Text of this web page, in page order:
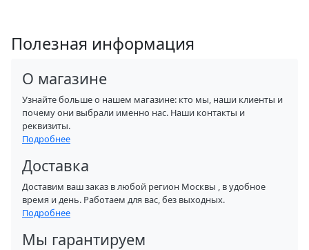
Полезная информация
О магазине
Узнайте больше о нашем магазине: кто мы, наши клиенты и
почему они выбрали именно нас. Наши контакты и
реквизиты.
Подробнее
Доставка
Доставим ваш заказ в любой регион Москвы , в удобное
время и день. Работаем для вас, без выходных.
Подробнее
Мы гарантируем